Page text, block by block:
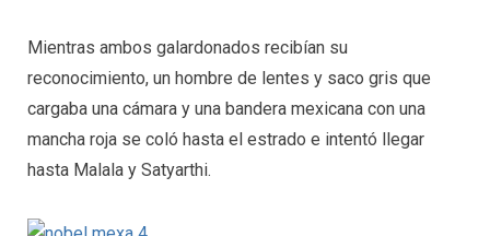
Mientras ambos galardonados recibían su
reconocimiento, un hombre de lentes y saco gris que
cargaba una cámara y una bandera mexicana con una
mancha roja se coló hasta el estrado e intentó llegar
hasta Malala y Satyarthi.